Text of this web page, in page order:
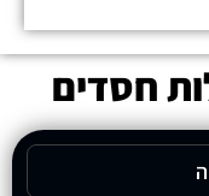
חסדים